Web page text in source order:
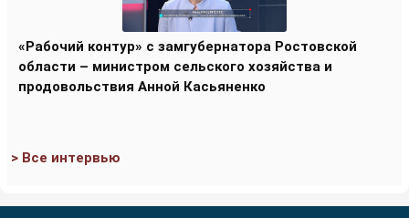
«Рабочий контур» с замгубернатора Ростовской
области – министром сельского хозяйства и
продовольствия Анной Касьяненко
> Все интервью